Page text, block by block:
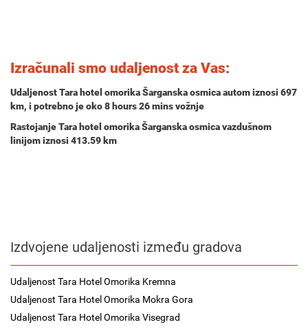
Izračunali smo udaljenost za Vas:
Udaljenost Tara hotel omorika Šarganska osmica autom iznosi 697
km, i potrebno je oko8 hours 26 minsvožnje
Rastojanje Tara hotel omorika Šarganska osmica vazdušnom
linijom iznosi 413.59 km
Izdvojene udaljenosti između gradova
Udaljenost Tara Hotel Omorika Kremna
Udaljenost Tara Hotel Omorika Mokra Gora
Udaljenost Tara Hotel Omorika Visegrad